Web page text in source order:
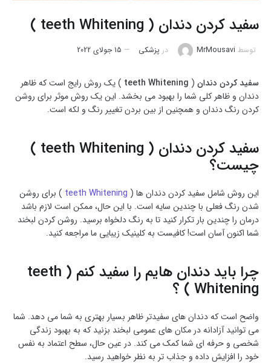
سفید کردن دندان ( teeth Whitening )
توسط MrMousavi در پزشکی 15 جولای 2022
سفید کردن دندان (
teeth Whitening ) یک روش رایج است که ظاهر
دندان و ظاهر کلی شما را بهبود می بخشد. این یک روش موثر برای روشن
کردن رنگ دندان و همچنین از بین بردن تغییر رنگ و لکه است.
سفید کردن دندان ( teeth Whitening )
چیست؟
این روش شامل سفید کردن دندان ها ( teeth Whitening ) برای روشن
شدن رنگ فعلی با چندین سایه است. با این حال، ممکن است لازم باشد
درمان را چندین بار تکرار کنید تا به رنگ دلخواه برسید. روشن کردن لبخند
شما اکنون آسان است! کافیست به کلینیک زیبایی ما مراجعه کنید.
چرا باید دندان هایم را سفید کنم ( teeth
Whitening ) ؟
واضح است که دندان های سفیدتر ظاهر بسیار بهتری به شما می دهد. شما
می توانید آزادانه در مکان های عمومی لبخند بزنید که به بهبود زندگی
شخصی و حرفه ای شما کمک می کند. در عین حال، سطح اعتماد به نفس
خود را افزایش داده و جذاب تر به نظر خواهید رسید.